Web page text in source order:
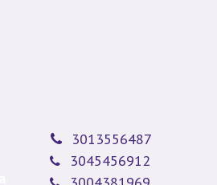
3013556487
3045456912